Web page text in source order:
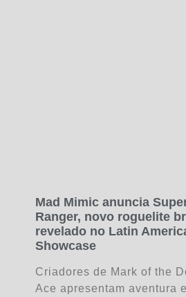
Mad Mimic anuncia
Ranger, novo roguelite
revelado no Latin
Showcase
Criadores de Mark of the
Ace apresentam aventura